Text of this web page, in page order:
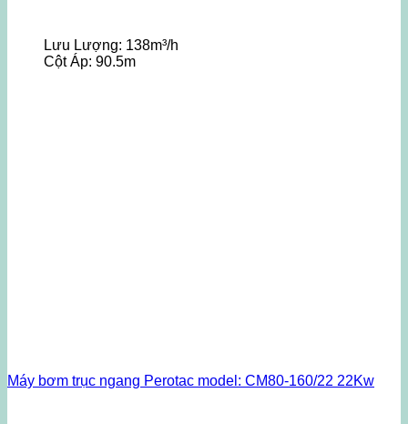
Lưu Lượng: 138m³/h
Cột Áp: 90.5m
Máy bơm trục ngang Perotac model: CM80-160/22 22Kw